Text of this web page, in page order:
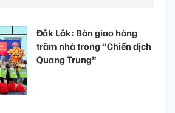
Đắk Lắk: Bàn giao hàng
trăm nhà trong “Chiến dịch
Quang Trung”